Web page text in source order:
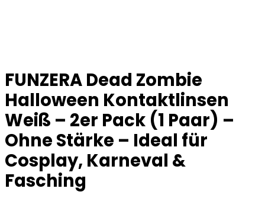
FUNZERA Dead Zombie
Halloween Kontaktlinsen
Weiß – 2er Pack (1 Paar) –
Ohne Stärke – Ideal für
Cosplay, Karneval &
Fasching